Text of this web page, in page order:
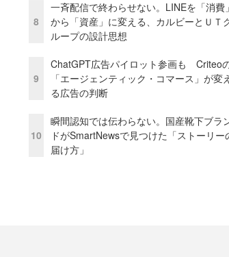
8
一斉配信で終わらせない。LINEを「消費」
から「資産」に変える、カルビーとＵＴ
ループの設計思想
9
ChatGPT広告パイロット参画も Criteo
「エージェンティック・コマース」が変え
る広告の判断
10
瞬間認知では伝わらない。国産靴下ブラ
ドがSmartNewsで見つけた「ストーリー
届け方」